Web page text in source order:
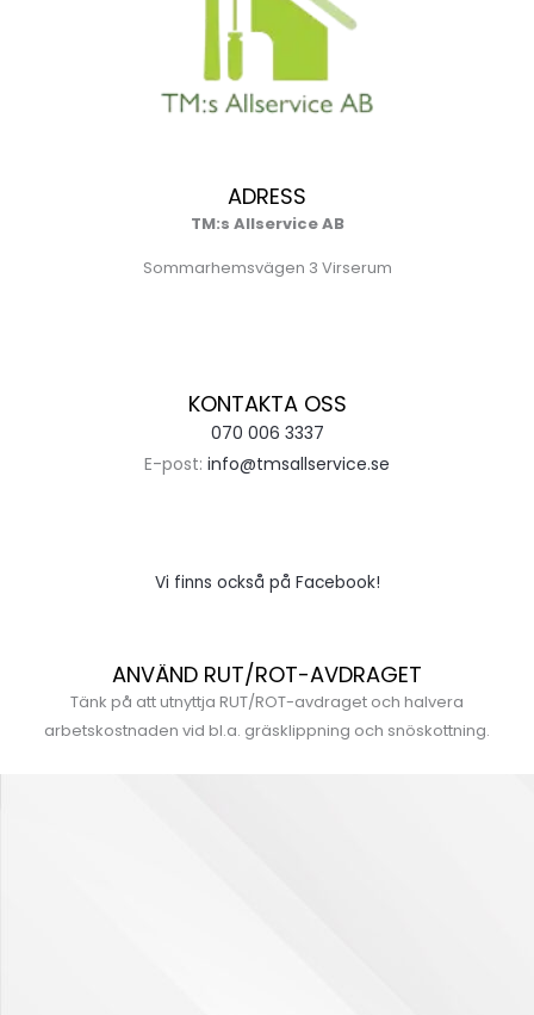
ADRESS
TM:s Allservice AB
Sommarhemsvägen 3 Virserum
KONTAKTA OSS
070 006 3337
E-post: info@tmsallservice.se
Vi finns också på Facebook!
ANVÄND RUT/ROT-AVDRAGET
Tänk på att utnyttja RUT/ROT-avdraget och halvera
arbetskostnaden vid bl.a. gräsklippning och snöskottning.